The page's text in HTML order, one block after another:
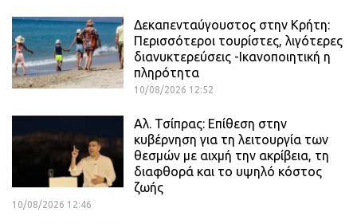
Δεκαπενταύγουστος στην Κρήτη:
Περισσότεροι τουρίστες, λιγότερες
διανυκτερεύσεις -Ικανοποιητική η
πληρότητα
10/08/2026 12:52
Αλ. Τσίπρας: Επίθεση στην
κυβέρνηση για τη λειτουργία των
θεσμών με αιχμή την ακρίβεια, τη
διαφθορά και το υψηλό κόστος
ζωής
10/08/2026 12:46